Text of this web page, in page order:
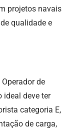
projetos navais
qualidade e
de
ideal deve ter
categoria E,
de carga,